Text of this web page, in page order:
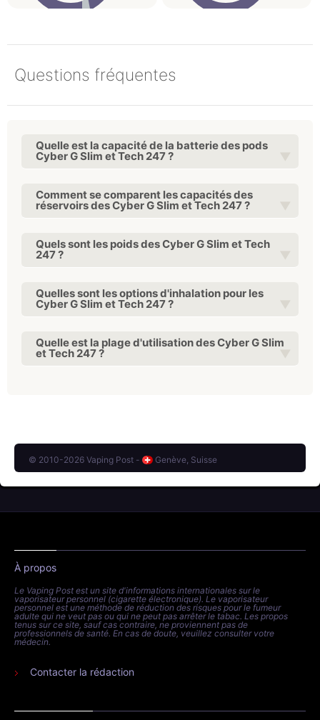
Questions fréquentes
Quelle est la capacité de la batterie des pods
Cyber G Slim et Tech 247 ?
Comment se comparent les capacités des
réservoirs des Cyber G Slim et Tech 247 ?
Quels sont les poids des Cyber G Slim et Tech
247 ?
Quelles sont les options d'inhalation pour les
Cyber G Slim et Tech 247 ?
Quelle est la plage d'utilisation des Cyber G Slim
et Tech 247 ?
© 2010-2026 Vaping Post - Genève, Suisse
À propos
Le Vaping Post est un site d'informations internationales sur le
vaporisateur personnel (cigarette électronique). Le vaporisateur
personnel est une méthode de réduction des risques pour le fumeur
adulte qui ne veut pas ou qui ne peut pas arrêter le tabac. Les propos
tenus sur ce site, sauf cas contraire, ne proviennent pas de
professionnels de santé. En cas de doute, veuillez consulter votre
médecin.
Contacter la rédaction